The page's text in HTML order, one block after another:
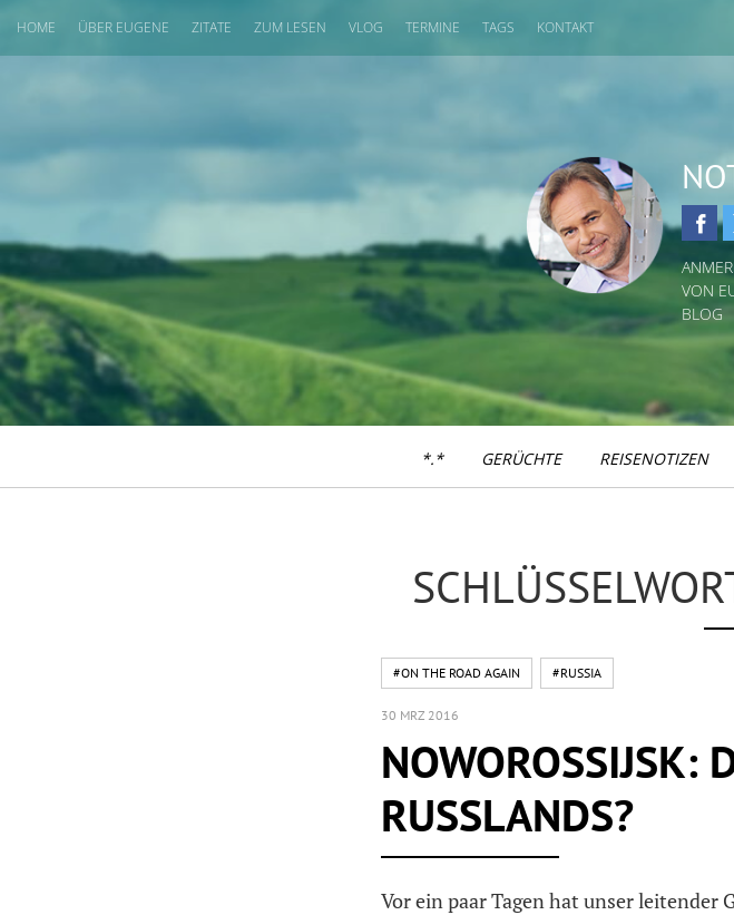
HOME ÜBER EUGENE ZITATE ZUM LESEN VLOG TERMINE TAGS KONTAKT
VON
BLOG
*.* GERÜCHTE REISENOTIZEN
#ON THE ROAD AGAIN #RUSSIA
30 MRZ 2016
NOWOROSSIJSK:
RUSSLANDS?
Vor ein paar Tagen hat unser leitender